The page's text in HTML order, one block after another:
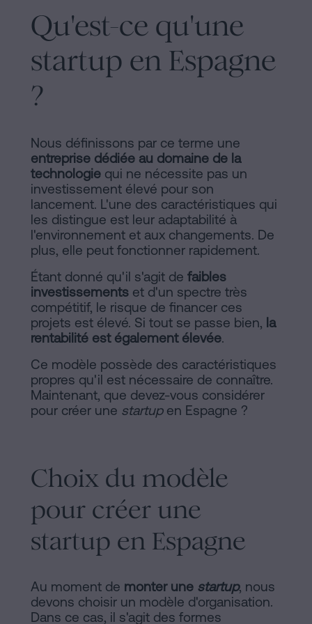
Processus
Éditorial
Contenus
cookies
Suivez-
nous
sur
réseaux
sociaux
?
Qu'est-ce qu'une
startup en Espagne
?
Nous définissons par ce terme une
entreprise dédiée au domaine de la
technologie qui ne nécessite pas un
investissement élevé pour son
lancement. L'une des caractéristiques qui
les distingue est leur adaptabilité à
l'environnement et aux changements. De
plus, elle peut fonctionner rapidement.
Étant donné qu'il s'agit de faibles
investissements et d'un spectre très
compétitif, le risque de financer ces
projets est élevé. Si tout se passe bien, la
rentabilité est également élevée.
Ce modèle possède des caractéristiques
propres qu'il est nécessaire de connaître.
Maintenant, que devez-vous considérer
pour créer une startupen Espagne ?
Choix du modèle
pour créer une
startup en Espagne
Au moment de monter une startup, nous
devons choisir un modèle d'organisation.
Dans ce cas, il s'agit des formes